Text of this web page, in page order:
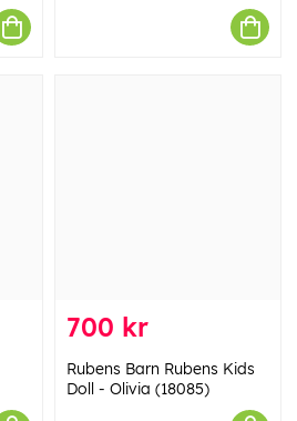
700 kr
Rubens Barn Rubens Kids
Doll - Olivia (18085)